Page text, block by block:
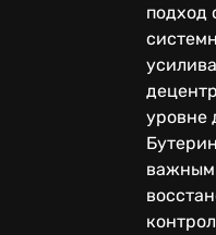
подход
уровне
важным